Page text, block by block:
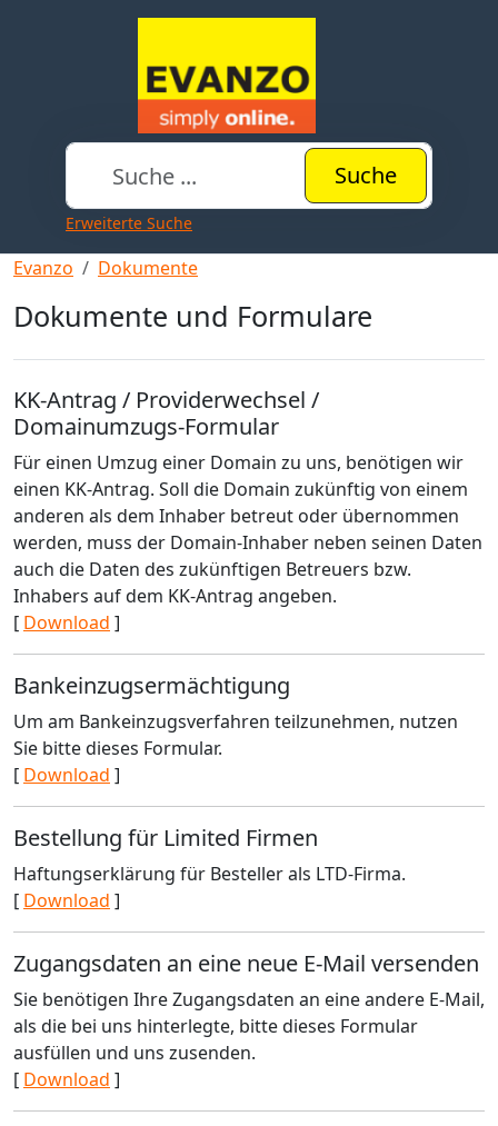
Suche
Erweiterte Suche
Evanzo Dokumente
Dokumente und Formulare
KK-Antrag / Providerwechsel /
Domainumzugs-Formular
Für einen Umzug einer Domain zu uns, benötigen wir
einen KK-Antrag. Soll die Domain zukünftig von einem
anderen als dem Inhaber betreut oder übernommen
werden, muss der Domain-Inhaber neben seinen Daten
auch die Daten des zukünftigen Betreuers bzw.
Inhabers auf dem KK-Antrag angeben.
[ Download ]
Bankeinzugsermächtigung
Um am Bankeinzugsverfahren teilzunehmen, nutzen
Sie bitte dieses Formular.
[ Download ]
Bestellung für Limited Firmen
Haftungserklärung für Besteller als LTD-Firma.
[ Download ]
Zugangsdaten an eine neue E-Mail versenden
Sie benötigen Ihre Zugangsdaten an eine andere E-Mail,
als die bei uns hinterlegte, bitte dieses Formular
ausfüllen und uns zusenden.
[ Download ]